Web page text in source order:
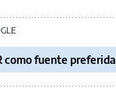
como fuente preferida